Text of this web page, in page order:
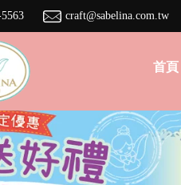
craft@sabelina.com.tw
首頁